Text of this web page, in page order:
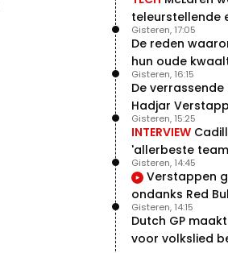
teleurstellende
De reden
hun oude
Gisteren, 17:05
De
Hadjar
Gisteren, 16:15
INTERVIEW
'allerbeste
Gisteren, 15:25
Verstappen
ondanks Red
Gisteren, 14:45
Dutch GP
voor volkslied
Gisteren, 14:15